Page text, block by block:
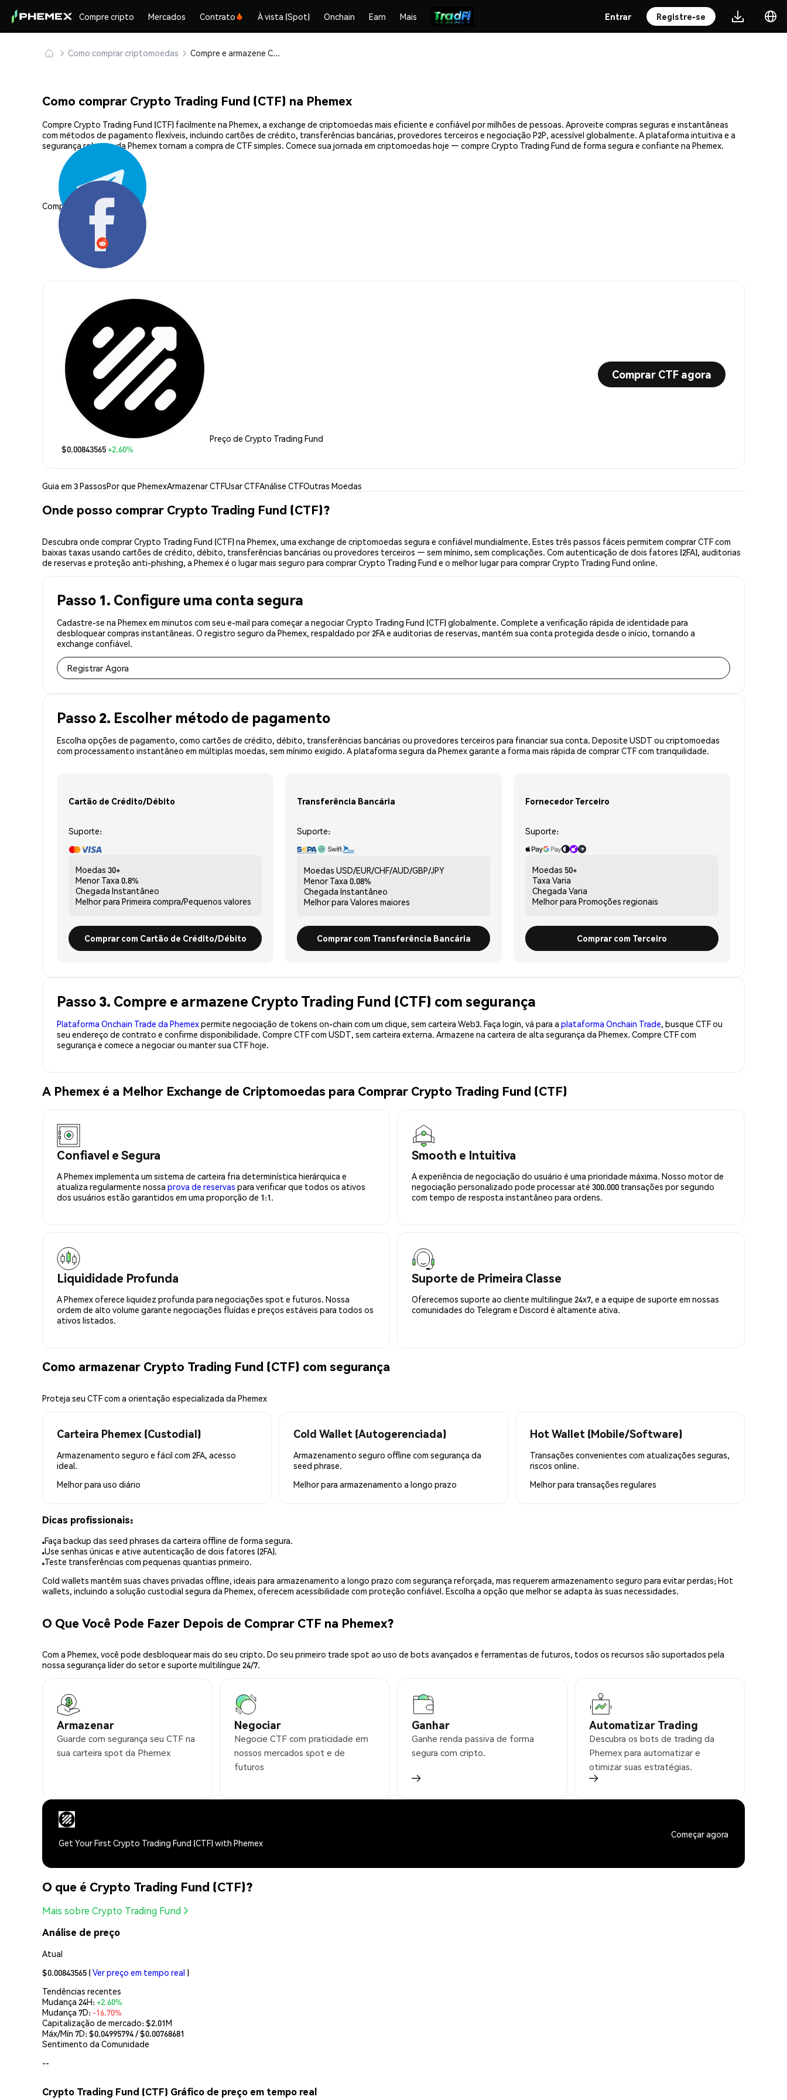
Compre cripto Mercados Contrato À vista (Spot) Onchain Earn Mais Entrar Registre-se
Como comprar criptomoedas Compre e armazene Crypto Trading Fund (CTF) com segurança
Como comprar Crypto Trading Fund (CTF) na Phemex
Compre Crypto Trading Fund (CTF) facilmente na Phemex, a exchange de criptomoedas mais eficiente e confiável por milhões de pessoas. Aproveite compras seguras e instantâneas
com métodos de pagamento flexíveis, incluindo cartões de crédito, transferências bancárias, provedores terceiros e negociação P2P, acessível globalmente. A plataforma intuitiva e a
segurança robusta da Phemex tornam a compra de CTF simples. Comece sua jornada em criptomoedas hoje — compre Crypto Trading Fund de forma segura e confiante na Phemex.
Compartilhar:
Preço de Crypto Trading Fund
$0.00843565+2.60%
Comprar CTF agora
Guia em 3 PassosPor que PhemexArmazenar CTFUsar CTFAnálise CTFOutras Moedas
Onde posso comprar Crypto Trading Fund (CTF)?
Descubra onde comprar Crypto Trading Fund (CTF) na Phemex, uma exchange de criptomoedas segura e confiável mundialmente. Estes três passos fáceis permitem comprar CTF com
baixas taxas usando cartões de crédito, débito, transferências bancárias ou provedores terceiros — sem mínimo, sem complicações. Com autenticação de dois fatores (2FA), auditorias
de reservas e proteção anti-phishing, a Phemex é o lugar mais seguro para comprar Crypto Trading Fund e o melhor lugar para comprar Crypto Trading Fund online.
Passo 1. Configure uma conta segura
Cadastre-se na Phemex em minutos com seu e-mail para começar a negociar Crypto Trading Fund (CTF) globalmente. Complete a verificação rápida de identidade para
desbloquear compras instantâneas. O registro seguro da Phemex, respaldado por 2FA e auditorias de reservas, mantém sua conta protegida desde o início, tornando a
exchange confiável.
Registrar Agora
Passo 2. Escolher método de pagamento
Escolha opções de pagamento, como cartões de crédito, débito, transferências bancárias ou provedores terceiros para financiar sua conta. Deposite USDT ou criptomoedas
com processamento instantâneo em múltiplas moedas, sem mínimo exigido. A plataforma segura da Phemex garante a forma mais rápida de comprar CTF com tranquilidade.
Cartão de Crédito/Débito
Suporte:
Moedas 30+
Menor Taxa 0.8%
Chegada Instantâneo
Melhor para Primeira compra/Pequenos valores
Comprar com Cartão de Crédito/Débito
Transferência Bancária
Suporte:
Moedas USD/EUR/CHF/AUD/GBP/JPY
Menor Taxa 0.08%
Chegada Instantâneo
Melhor para Valores maiores
Comprar com Transferência Bancária
Fornecedor Terceiro
Suporte:
Moedas 50+
Taxa Varia
Chegada Varia
Melhor para Promoções regionais
Comprar com Terceiro
Passo 3. Compre e armazene Crypto Trading Fund (CTF) com segurança
Plataforma Onchain Trade da Phemexpermite negociação de tokens on-chain com um clique, sem carteira Web3. Faça login, vá para a plataforma Onchain Trade, busque CTF ou
seu endereço de contrato e confirme disponibilidade. Compre CTF com USDT, sem carteira externa. Armazene na carteira de alta segurança da Phemex. Compre CTF com
segurança e comece a negociar ou manter sua CTF hoje.
A Phemex é a Melhor Exchange de Criptomoedas para Comprar Crypto Trading Fund (CTF)
Confiavel e Segura
A Phemex implementa um sistema de carteira fria determinística hierárquica e
atualiza regularmente nossa prova de reservas para verificar que todos os ativos
dos usuários estão garantidos em uma proporção de 1:1.
Smooth e Intuitiva
A experiência de negociação do usuário é uma prioridade máxima. Nosso motor de
negociação personalizado pode processar até 300.000 transações por segundo
com tempo de resposta instantâneo para ordens.
Liquididade Profunda
A Phemex oferece liquidez profunda para negociações spot e futuros. Nossa
ordem de alto volume garante negociações fluídas e preços estáveis para todos os
ativos listados.
Suporte de Primeira Classe
Oferecemos suporte ao cliente multilingue 24x7, e a equipe de suporte em nossas
comunidades do Telegram e Discord é altamente ativa.
Como armazenar Crypto Trading Fund (CTF) com segurança
Proteja seu CTF com a orientação especializada da Phemex
Carteira Phemex (Custodial)
Armazenamento seguro e fácil com 2FA, acesso
ideal.
Melhor para uso diário
Cold Wallet (Autogerenciada)
Armazenamento seguro offline com segurança da
seed phrase.
Melhor para armazenamento a longo prazo
Hot Wallet (Mobile/Software)
Transações convenientes com atualizações seguras,
riscos online.
Melhor para transações regulares
Dicas profissionais:
Faça backup das seed phrases da carteira offline de forma segura.
Use senhas únicas e ative autenticação de dois fatores (2FA).
Teste transferências com pequenas quantias primeiro.
Cold wallets mantêm suas chaves privadas offline, ideais para armazenamento a longo prazo com segurança reforçada, mas requerem armazenamento seguro para evitar perdas; Hot
wallets, incluindo a solução custodial segura da Phemex, oferecem acessibilidade com proteção confiável. Escolha a opção que melhor se adapta às suas necessidades.
O Que Você Pode Fazer Depois de Comprar CTF na Phemex?
Com a Phemex, você pode desbloquear mais do seu cripto. Do seu primeiro trade spot ao uso de bots avançados e ferramentas de futuros, todos os recursos são suportados pela
nossa segurança líder do setor e suporte multilíngue 24/7.
Armazenar
Guarde com segurança seu CTF na
sua carteira spot da Phemex
Negociar
Negocie CTF com praticidade em
nossos mercados spot e de
futuros
Ganhar
Ganhe renda passiva de forma
segura com cripto.
Automatizar Trading
Descubra os bots de trading da
Phemex para automatizar e
otimizar suas estratégias.
Get Your First Crypto Trading Fund (CTF) with Phemex
Começar agora
O que é Crypto Trading Fund (CTF)?
Mais sobre Crypto Trading Fund
Análise de preço
Atual
$0.00843565 (Ver preço em tempo real )
Tendências recentes
Mudança 24H:+2.60%
Mudança 7D: -16.70%
Capitalização de mercado:$2.01M
Máx/Mín 7D: $0.04995794/ $0.00768681
Sentimento da Comunidade
--
Crypto Trading Fund (CTF) Gráfico de preço em tempo real